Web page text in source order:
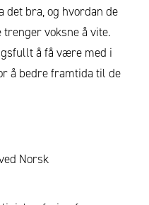
det bra, og hvordan de
trenger voksne å vite.
å få være med i
å bedre framtida til de
Norsk